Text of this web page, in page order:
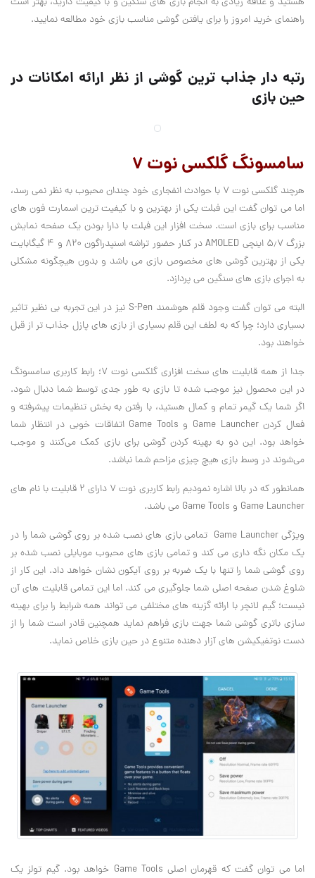
راهنمای خرید امروز را برای یافتن گوشی مناسب بازی خود مطالعه نمایید.
رتبه دار جذاب ترین گوشی از نظر ارائه امکانات در
حین بازی
سامسونگ گلکسی نوت ۷
هرچند گلکسی نوت ۷ با حوادث انفجاری خود چندان محبوب به نظر نمی رسد،
اما می توان گفت این فبلت یکی از بهترین و با کیفیت ترین اسمارت فون های
مناسب برای بازی است. سخت افزار این فبلت با دارا بودن یک صفحه نمایش
بزرگ ۵٫۷ اینچی AMOLED در کنار حضور تراشه اسنپدراگون ۸۲۰ و ۴ گیگابایت
یکی از بهترین گوشی های مخصوص بازی می باشد و بدون هیچگونه مشکلی
به اجرای بازی‌ های سنگین می پردازد.
البته می توان گفت وجود قلم هوشمند S-Pen نیز در این تجربه بی نظیر تاثیر
بسیاری دارد؛ چرا که به لطف این قلم بسیاری از بازی های پازل جذاب ‌تر از قبل
خواهند بود.
جدا از همه قابلیت های سخت افزاری گلکسی نوت ۷؛ رابط کاربری سامسونگ
در این محصول نیز موجب شده تا بازی به طور جدی توسط شما دنبال شود.
اگر شما یک گیمر تمام و کمال هستید، با رفتن به بخش تنظیمات پیشرفته و
فعال کردن Game Launcher و Game Tools اتفاقات خوبی در انتظار شما
خواهد بود. این دو به بهینه کردن گوشی برای بازی کمک می‌کنند و موجب
می‌شوند در وسط بازی هیچ چیزی مزاحم شما نباشد.
همانطور که در بالا اشاره نمودیم رابط کاربری نوت ۷ دارای ۲ قابلیت با نام های
Game Launcher و Game Tools می باشد.
ویژگی Game Launcher‏ ‏ تمامی بازی های نصب شده بر روی گوشی شما را در
یک مکان نگه داری می ‌کند و تمامی بازی های محبوب موبایلی نصب شده بر
روی گوشی شما را تنها با یک ضربه بر روی آیکون نشان خواهد داد. این کار از
شلوغ شدن صفحه اصلی شما جلوگیری می کند. اما این تمامی قابلیت های آن
نیست؛ گیم لانچر با ارائه گزینه ‌های مختلفی می تواند همه شرایط را برای بهینه
سازی باتری گوشی شما جهت بازی فراهم نماید همچنین قادر است شما را از
دست نوتفیکیشن های آزار دهنده متنوع در حین بازی خلاص نماید.
اما می ‌توان گفت که قهرمان اصلی Game Tools خواهد بود. گیم تولز یک